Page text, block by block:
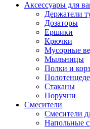
Аксессуары для
Держатели
Дозаторы
Ершики
Крючки
Мусорные
Мыльницы
Полки и
Стаканы
Поручни
Смесители
Смесители
Напольные